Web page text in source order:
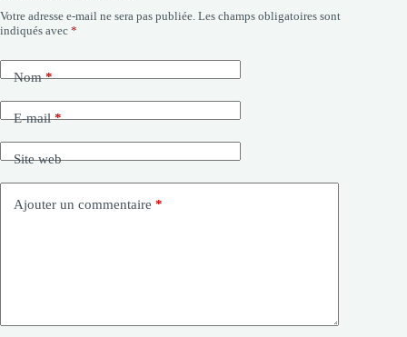
Votre adresse e-mail ne sera pas publiée. Les champs obligatoires sont
indiqués avec *
Nom*
E-mail*
Site web
Ajouter un commentaire *